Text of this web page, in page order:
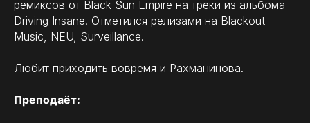
ремиксов от Black Sun Empire на треки из альбома
Driving Insane. Отметился релизами на Blackout
Music, NEU, Surveillance.
Любит приходить вовремя и Рахманинова.
Преподаёт:
03
Rillium